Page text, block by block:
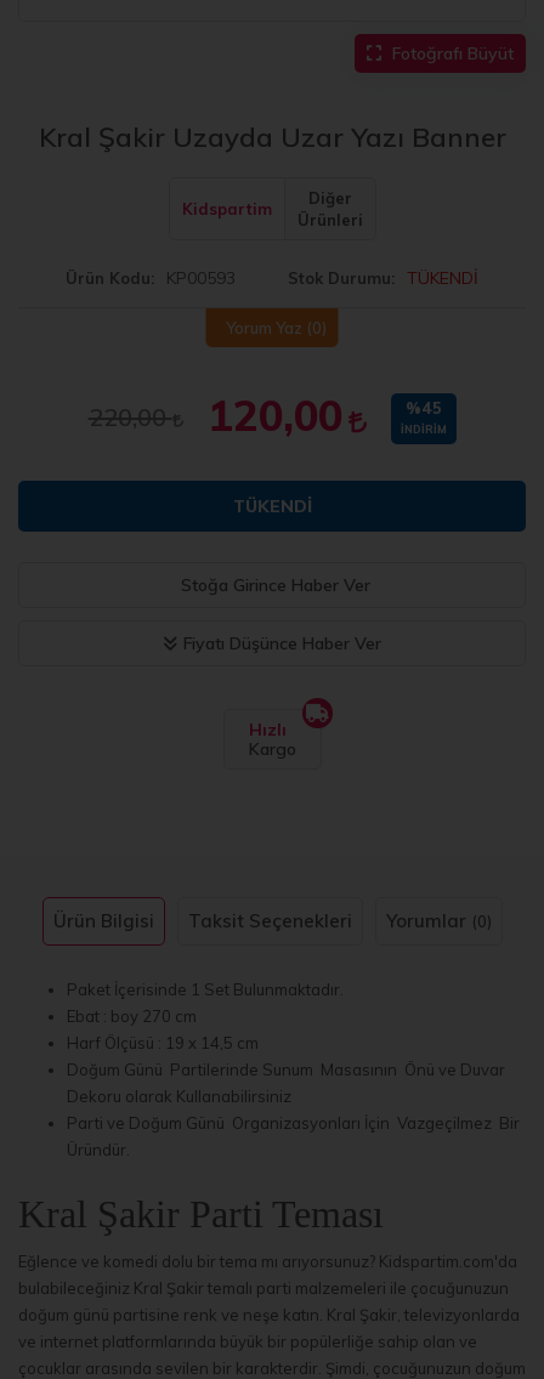
Fotoğrafı Büyüt
Kral Şakir Uzayda Uzar Yazı Banner
Kidspartim
Diğer
Ürünleri
Ürün Kodu KP00593 Stok Durumu TÜKENDİ
Yorum Yaz (0)
220,00 120,00 %45
İNDIRIM
TÜKENDI
Stoğa Girince Haber Ver
Fiyatı Düşünce Haber Ver
Hızlı
Kargo
Ürün Bilgisi Taksit Seçenekleri Yorumlar (0)
Paket İçerisinde 1 Set Bulunmaktadır.
Ebat : boy 270 cm
Harf Ölçüsü : 19 x 14,5 cm
Doğum Günü Partilerinde Sunum Masasının Önü ve Duvar
Dekoru olarak Kullanabilirsiniz
Parti ve Doğum Günü Organizasyonları İçin Vazgeçilmez Bir
Üründür.
Kral Şakir Parti Teması
Eğlence ve komedi dolu bir tema mı arıyorsunuz? Kidspartim.com'da
bulabileceğiniz Kral Şakir temalı parti malzemeleri ile çocuğunuzun
doğum günü partisine renk ve neşe katın. Kral Şakir, televizyonlarda
ve internet platformlarında büyük bir popülerliğe sahip olan ve
çocuklar arasında sevilen bir karakterdir. Şimdi, çocuğunuzun doğum